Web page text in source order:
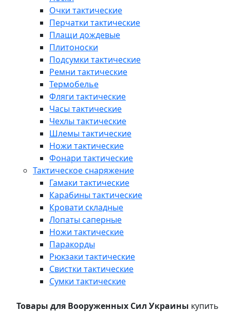
Очки тактические
Перчатки тактические
Плащи дождевые
Плитоноски
Подсумки тактические
Ремни тактические
Термобелье
Фляги тактические
Часы тактические
Чехлы тактические
Шлемы тактические
Ножи тактические
Фонари тактические
Тактическое снаряжение
Гамаки тактические
Карабины тактические
Кровати складные
Лопаты саперные
Ножи тактические
Паракорды
Рюкзаки тактические
Свистки тактические
Сумки тактические
Товары для Вооруженных Сил Украины купить